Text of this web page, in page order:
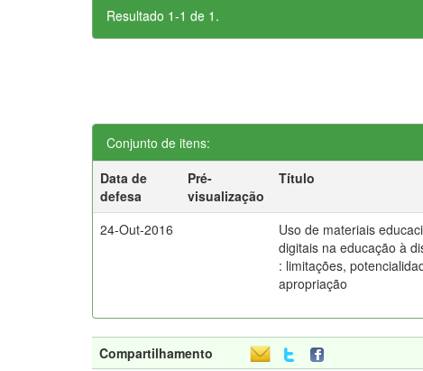
Resultado 1-1 de 1.
Conjunto de itens:
Data de
defesa
Pré-
visualização
Título
24-Out-2016
Uso de materiais
digitais na educação à
: limitações,
apropriação
Compartilhamento